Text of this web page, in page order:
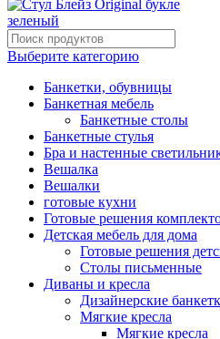
Выберите категорию
Банкетки, обувницы
Банкетная мебель
Банкетные столы
Банкетные стулья
Бра и настенные
Вешалка
Вешалки
готовые кухни
Готовые решения
Детская мебель для дома
Готовые решения
Столы письменные
Диваны и кресла
Дизайнерские
Мягкие кресла
Мягкие кресла